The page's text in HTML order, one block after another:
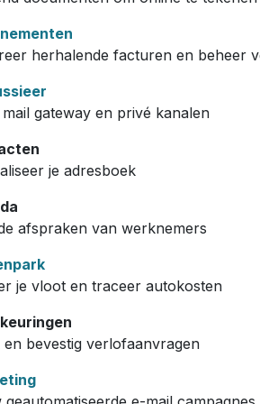
herhalende facturen en beheer
gateway en privé kanalen
je adresboek
afspraken van werknemers
je vloot en traceer autokosten
en bevestig verlofaanvragen